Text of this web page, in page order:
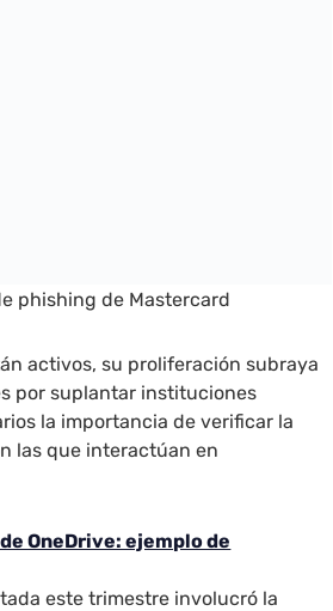
phishing de Mastercard
activos, su proliferación subraya
por suplantar instituciones
la importancia de verificar la
las que interactúan en
OneDrive: ejemplo de
este trimestre involucró la